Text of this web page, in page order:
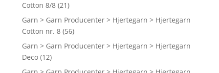
Cotton 8/8 (21)
Garn > Garn Producenter > Hjertegarn > Hjertegarn
Cotton nr. 8 (56)
Garn > Garn Producenter > Hjertegarn > Hjertegarn
Deco (12)